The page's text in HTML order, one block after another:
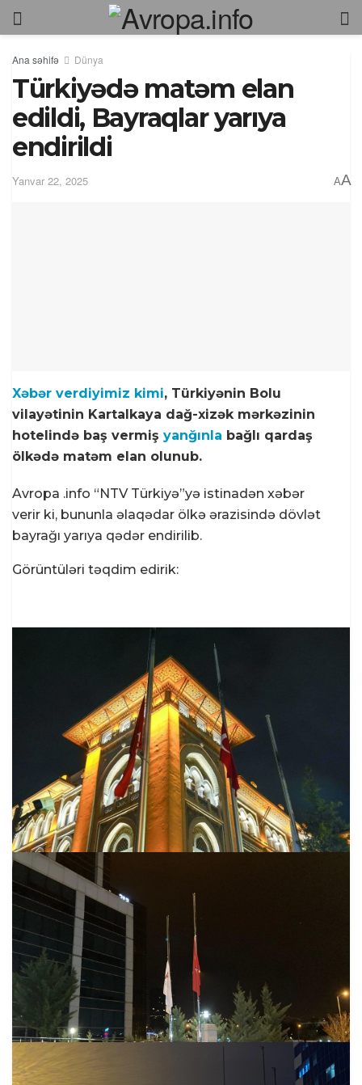
Ana səhifə Dünya
Türkiyədə matəm elan
edildi, Bayraqlar yarıya
endirildi
Yanvar 22, 2025 AA
Xəbər verdiyimiz kimi, Türkiyənin Bolu
vilayətinin Kartalkaya dağ-xizək mərkəzinin
hotelində baş vermiş yanğınla bağlı qardaş
ölkədə matəm elan olunub.
Avropa .info “NTV Türkiyə”yə istinadən xəbər
verir ki, bununla əlaqədar ölkə ərazisində dövlət
bayrağı yarıya qədər endirilib.
Görüntüləri təqdim edirik: